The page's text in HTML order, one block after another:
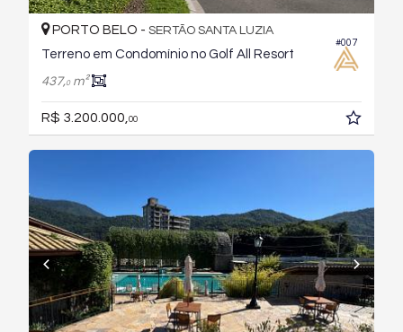
#007
PORTO BELO - SERTÃO SANTA LUZIA
Terreno em Condomínio no Golf All Resort
437,0m²
R$ 3.200.000, 00